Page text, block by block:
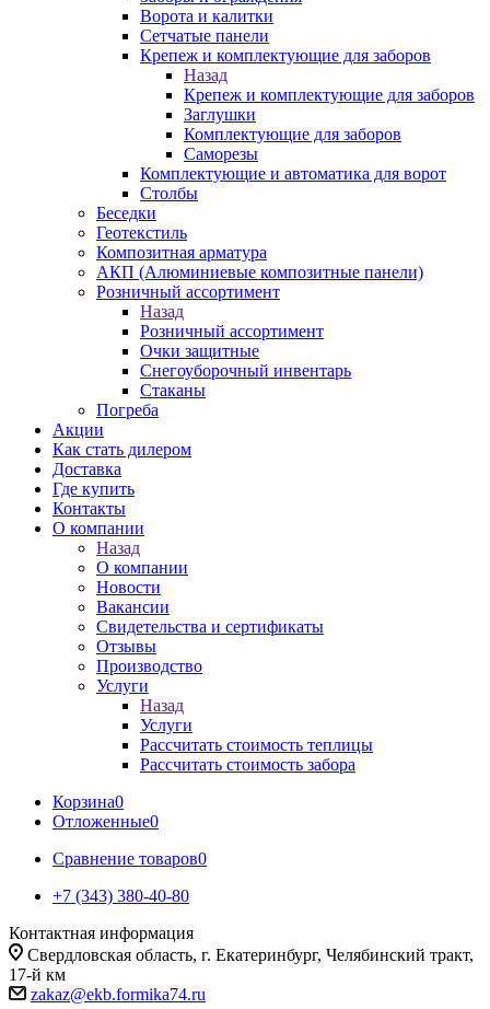
Ворота и калитки
Сетчатые панели
Крепеж и комплектующие для заборов
Назад
Крепеж и комплектующие для заборов
Заглушки
Комплектующие для заборов
Саморезы
Комплектующие и автоматика для ворот
Столбы
Беседки
Геотекстиль
Композитная арматура
АКП (Алюминиевые композитные панели)
Розничный ассортимент
Назад
Розничный ассортимент
Очки защитные
Снегоуборочный инвентарь
Стаканы
Погреба
Акции
Как стать дилером
Доставка
Где купить
Контакты
О компании
Назад
О компании
Новости
Вакансии
Свидетельства и сертификаты
Отзывы
Производство
Услуги
Назад
Услуги
Рассчитать стоимость теплицы
Рассчитать стоимость забора
Корзина0
Отложенные0
Сравнение товаров0
+7 (343) 380-40-80
Контактная информация
Свердловская область, г. Екатеринбург, Челябинский тракт,
17-й км
zakaz@ekb.formika74.ru